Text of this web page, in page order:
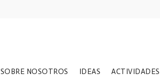
SOBRE NOSOTROS IDEAS ACTIVIDADES